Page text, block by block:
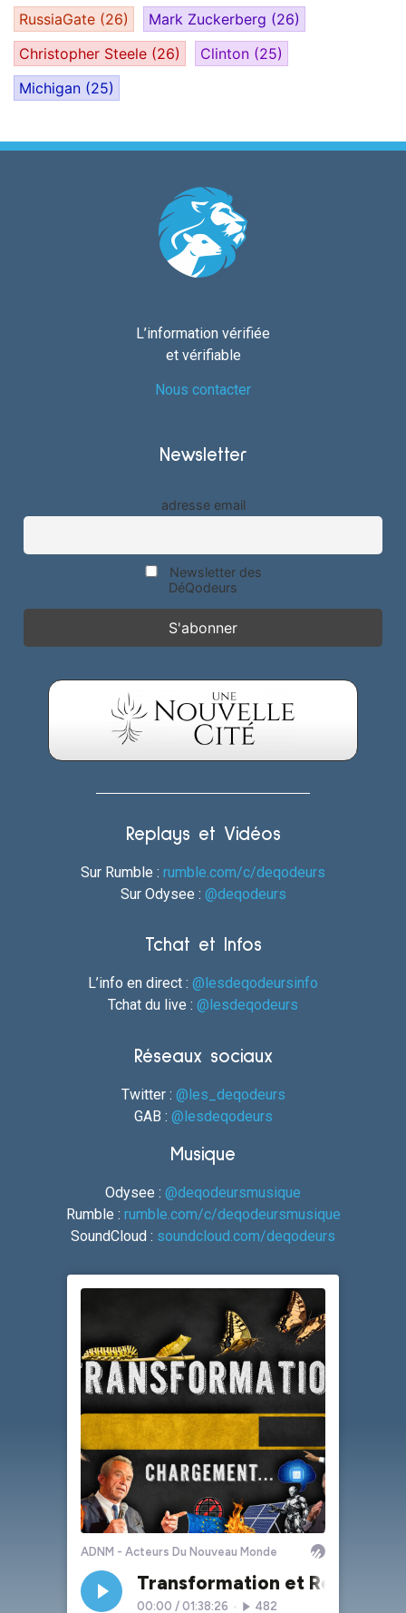
RussiaGate (26) Mark Zuckerberg (26)
Christopher Steele (26) Clinton (25)
Michigan (25)
L’information vérifiée
et vérifiable
Nous contacter
Newsletter
adresse email
Newsletter des
DéQodeurs
Replays et Vidéos
Sur Rumble : rumble.com/c/deqodeurs
Sur Odysee : @deqodeurs
Tchat et Infos
L’info en direct : @lesdeqodeursinfo
Tchat du live : @lesdeqodeurs
Réseaux sociaux
Twitter : @les_deqodeurs
GAB : @lesdeqodeurs
Musique
Odysee : @deqodeursmusique
Rumble : rumble.com/c/deqodeursmusique
SoundCloud : soundcloud.com/deqodeurs